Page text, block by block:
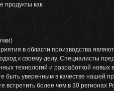
продукты как:
в области производства
к своему делу. Специалисты
технологий и разработкой новых
быть уверенным в качестве нашей
более чем в 30 регионах